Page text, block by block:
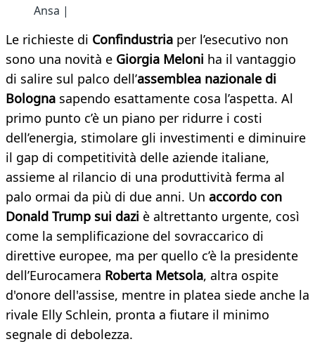
Ansa |
Le richieste di Confindustria per l’esecutivo non
sono una novità e Giorgia Meloni ha il vantaggio
di salire sul palco dell’assemblea nazionale di
Bologna sapendo esattamente cosa l’aspetta. Al
primo punto c’è un piano per ridurre i costi
dell’energia, stimolare gli investimenti e diminuire
il gap di competitività delle aziende italiane,
assieme al rilancio di una produttività ferma al
palo ormai da più di due anni. Un accordo con
Donald Trump sui dazi è altrettanto urgente, così
come la semplificazione del sovraccarico di
direttive europee, ma per quello c’è la presidente
dell’Eurocamera Roberta Metsola, altra ospite
d'onore dell'assise, mentre in platea siede anche la
rivale Elly Schlein, pronta a fiutare il minimo
segnale di debolezza.